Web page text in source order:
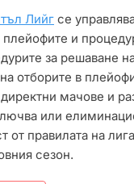
ПЛЕЙОФИТЕ
НА
ЛИТЪЛ
ЛИЙГ
ПО
БЕЙЗБОЛ:
РЕШАВАНЕ
НА
ФОРМАТ,
Лийг се
и
за решаване
отборите в
директни мачове и
или
от правилата на
сезон.